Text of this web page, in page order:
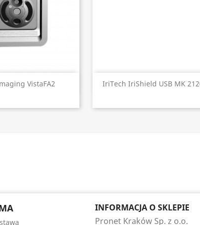
VistaFA2
podgląd IriTech IriShield USB MK
Szybki podgląd
INFORMACJA O SKLEPIE
Pronet Kraków Sp. z o.o.